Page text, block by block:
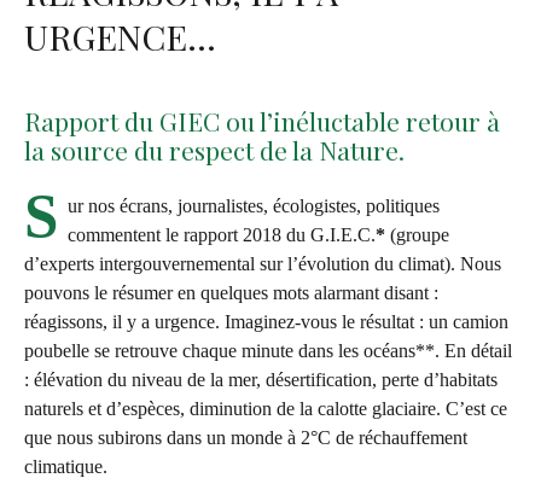
URGENCE…
Rapport du GIEC ou l’inéluctable retour à
la source du respect de la Nature.
S ur nos écrans, journalistes, écologistes, politiques
commentent le rapport 2018 du G.I.E.C.*(groupe
d’experts intergouvernemental sur l’évolution du climat). Nous
pouvons le résumer en quelques mots alarmant disant :
réagissons, il y a urgence. Imaginez-vous le résultat : un camion
poubelle se retrouve chaque minute dans les océans**. En détail
: élévation du niveau de la mer, désertification, perte d’habitats
naturels et d’espèces, diminution de la calotte glaciaire. C’est ce
que nous subirons dans un monde à 2°C de réchauffement
climatique.